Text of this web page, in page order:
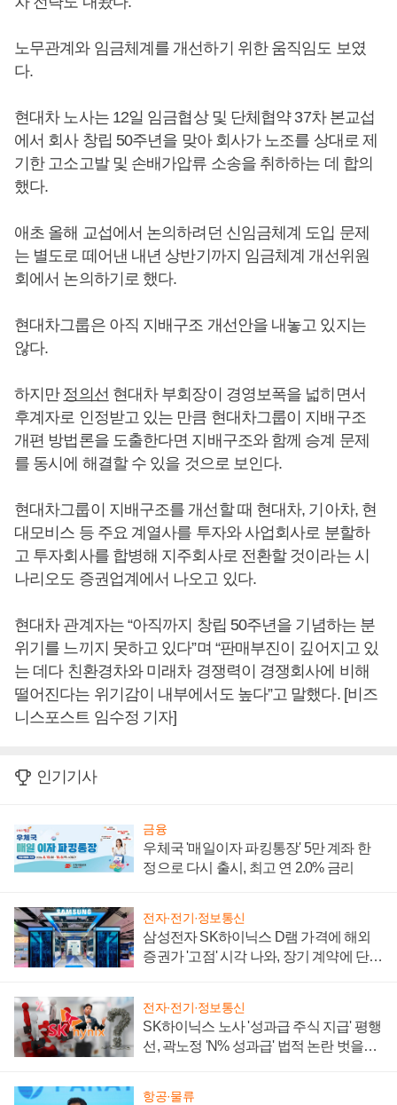
노무관계와 임금체계를 개선하기 위한 움직임도 보였
다.
현대차 노사는 12일 임금협상 및 단체협약 37차 본교섭
에서 회사 창립 50주년을 맞아 회사가 노조를 상대로 제
기한 고소고발 및 손배가압류 소송을 취하하는 데 합의
했다.
애초 올해 교섭에서 논의하려던 신임금체계 도입 문제
는 별도로 떼어낸 내년 상반기까지 임금체계 개선위원
회에서 논의하기로 했다.
현대차그룹은 아직 지배구조 개선안을 내놓고 있지는
않다.
하지만 정의선 현대차 부회장이 경영보폭을 넓히면서
후계자로 인정받고 있는 만큼 현대차그룹이 지배구조
개편 방법론을 도출한다면 지배구조와 함께 승계 문제
를 동시에 해결할 수 있을 것으로 보인다.
현대차그룹이 지배구조를 개선할 때 현대차, 기아차, 현
대모비스 등 주요 계열사를 투자와 사업회사로 분할하
고 투자회사를 합병해 지주회사로 전환할 것이라는 시
나리오도 증권업계에서 나오고 있다.
현대차 관계자는 “아직까지 창립 50주년을 기념하는 분
위기를 느끼지 못하고 있다”며 “판매부진이 깊어지고 있
는 데다 친환경차와 미래차 경쟁력이 경쟁회사에 비해
떨어진다는 위기감이 내부에서도 높다”고 말했다. [비즈
니스포스트 임수정 기자]
인기기사
금융
우체국 '매일이자 파킹통장' 5만 계좌 한
정으로 다시 출시, 최고 연 2.0% 금리
전자·전기·정보통신
삼성전자 SK하이닉스 D램 가격에 해외
증권가 '고점' 시각 나와, 장기 계약에 단점
전자·전기·정보통신
SK하이닉스 노사 '성과급 주식 지급' 평행
선, 곽노정 'N% 성과급' 법적 논란 벗을지
항공·물류